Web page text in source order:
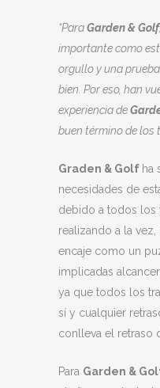
“ParaGarden & Golf
importante como
orgullo y una
bien. Por eso, han
experiencia de
buen término de los
Graden & Golf ha
necesidades de
debido a todos los
realizando a la
encaje como un
implicadas
ya que todos los
sí y cualquier
conlleva el retraso
Para Garden &